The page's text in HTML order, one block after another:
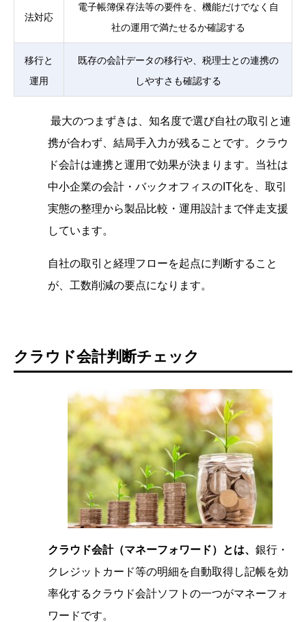
法対応
電子帳簿保存法等の要件を、機能だけでなく自
社の運用で満たせるか確認する
移行と
運用
既存の会計データの移行や、税理士との連携の
しやすさも確認する
最大のつまずきは、知名度で選び自社の取引と連
携が合わず、結局手入力が残ることです。クラウ
ド会計は連携と運用で効果が決まります。当社は
中小企業の会計・バックオフィスのIT化を、取引
実態の整理から製品比較・運用設計まで伴走支援
しています。
自社の取引と経理フローを起点に判断すること
が、工数削減の要点になります。
クラウド会計判断チェック
クラウド会計（マネーフォワード）とは、 銀行・
クレジットカード等の明細を自動取得し記帳を効
率化するクラウド会計ソフトの一つがマネーフォ
ワードです。